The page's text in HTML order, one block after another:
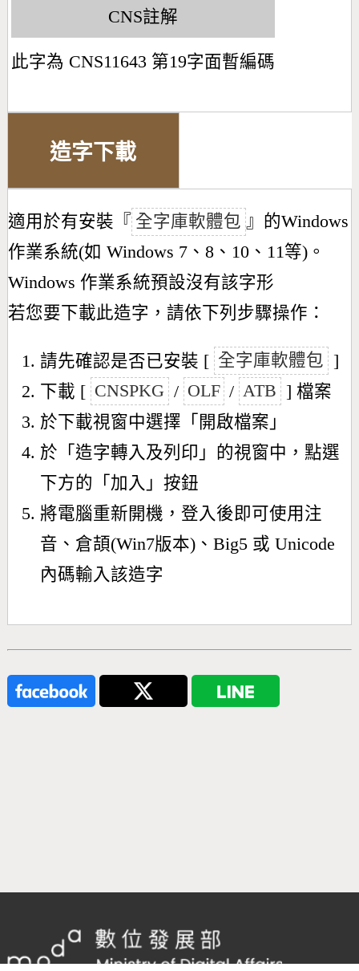
CNS註解
此字為 CNS11643 第19字面暫編碼
造字下載
適用於有安裝『 全字庫軟體包 』的Windows
作業系統(如 Windows 7、8、10、11等)。
Windows 作業系統預設沒有該字形
若您要下載此造字，請依下列步驟操作：
請先確認是否已安裝 [ 全字庫軟體包 ]
下載 [ CNSPKG / OLF / ATB ] 檔案
於下載視窗中選擇「開啟檔案」
於「造字轉入及列印」的視窗中，點選
下方的「加入」按鈕
將電腦重新開機，登入後即可使用注
音、倉頡(Win7版本)、Big5 或 Unicode
內碼輸入該造字